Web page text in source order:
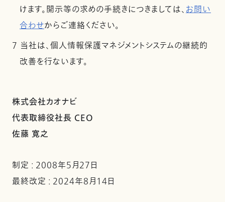
けます。開示等の求めの手続きにつきましては、お問い
合わせからご連絡ください。
7 当社は、個人情報保護マネジメントシステムの継続的
改善を行ないます。
株式会社カオナビ
代表取締役社長 CEO
佐藤 寛之
制定 : 2008年5月27日
最終改定 : 2024年8月14日